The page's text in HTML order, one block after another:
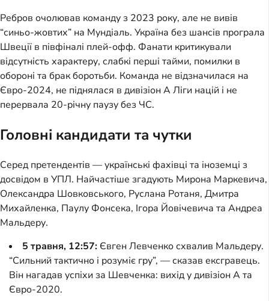
Ребров очолював команду з 2023 року, але не вивів
“синьо-жовтих” на Мундіаль. Україна без шансів програла
Швеції в півфіналі плей-офф. Фанати критикували
відсутність характеру, слабкі перші тайми, помилки в
обороні та брак боротьби. Команда не відзначилася на
Євро-2024, не піднялася в дивізіон А Ліги націй і не
перервала 20-річну паузу без ЧС.
Головні кандидати та чутки
Серед претендентів — українські фахівці та іноземці з
досвідом в УПЛ. Найчастіше згадують Мирона Маркевича,
Олександра Шовковського, Руслана Ротаня, Дмитра
Михайленка, Паулу Фонсека, Ігора Йовічевича та Андреа
Мальдеру.
5 травня, 12:57: Євген Левченко схвалив Мальдеру.
“Сильний тактично і розуміє гру”, — сказав ексгравець.
Він нагадав успіхи за Шевченка: вихід у дивізіон А та
Євро-2020.